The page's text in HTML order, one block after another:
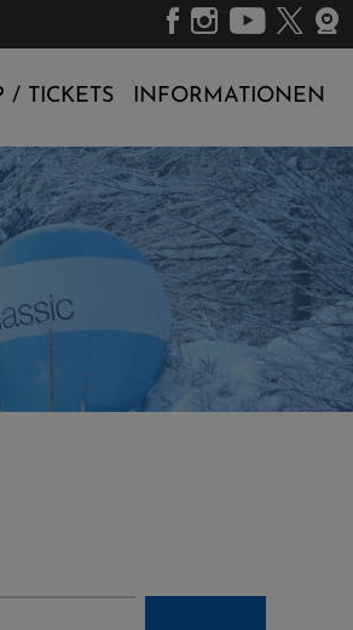
/ TICKETS INFORMATIONEN